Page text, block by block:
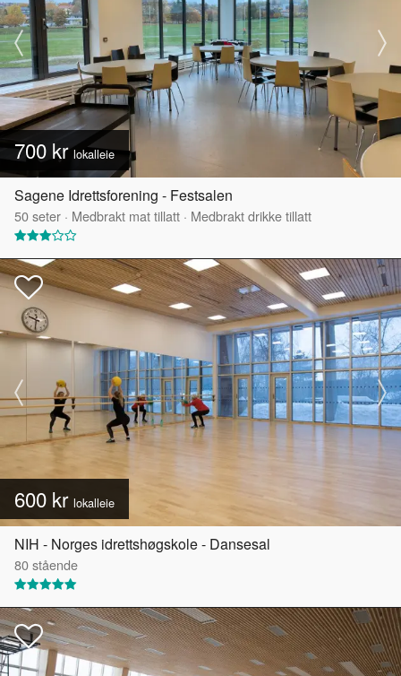
700 krlokalleie
Sagene Idrettsforening - Festsalen
50seter · Medbrakt mat tillatt · Medbrakt drikke tillatt
600 kr lokalleie
NIH - Norges idrettshøgskole - Dansesal
80stående